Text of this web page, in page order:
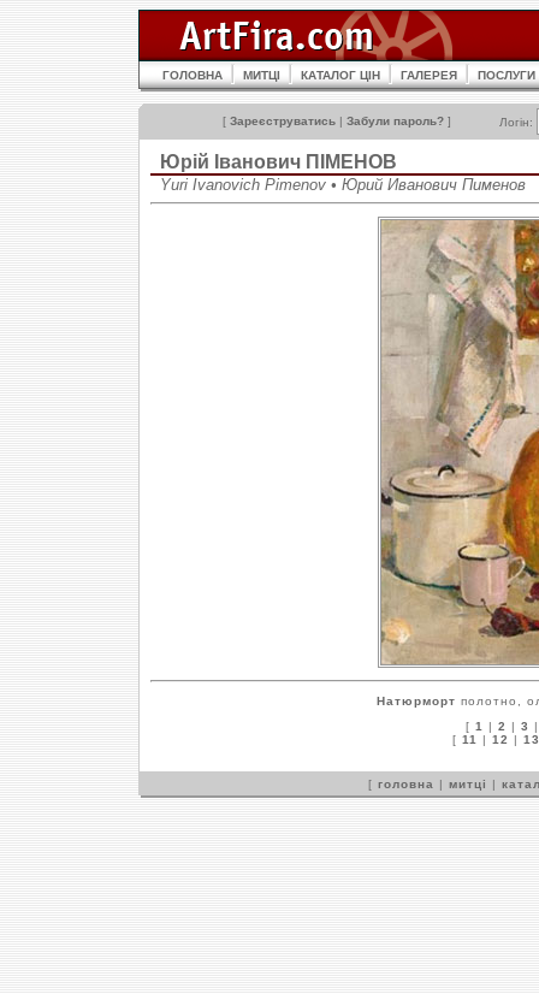
ГОЛОВНА МИТЦІ КАТАЛОГ ЦІН ГАЛЕРЕЯ ПОСЛУГИ
[ Зареєструватись | Забули пароль? ] Логін:
Юрій Іванович ПІМЕНОВ
Yuri Ivanovich Pimenov • Юрий Иванович Пименов
Натюрморт полотно,
[ 1 | 2 | 3
[ 11 | 12 | 13
[ головна | митці |